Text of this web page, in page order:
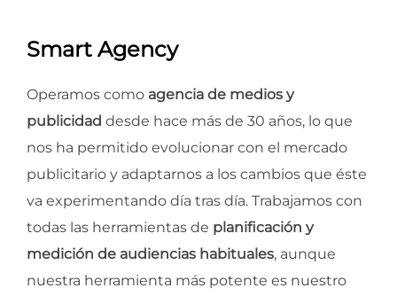
Smart Agency
Operamos como agencia de medios y
publicidad desde hace más de 30 años, lo que
nos ha permitido evolucionar con el mercado
publicitario y adaptarnos a los cambios que éste
va experimentando día tras día. Trabajamos con
todas las herramientas de planificación y
medición de audiencias habituales, aunque
nuestra herramienta más potente es nuestro